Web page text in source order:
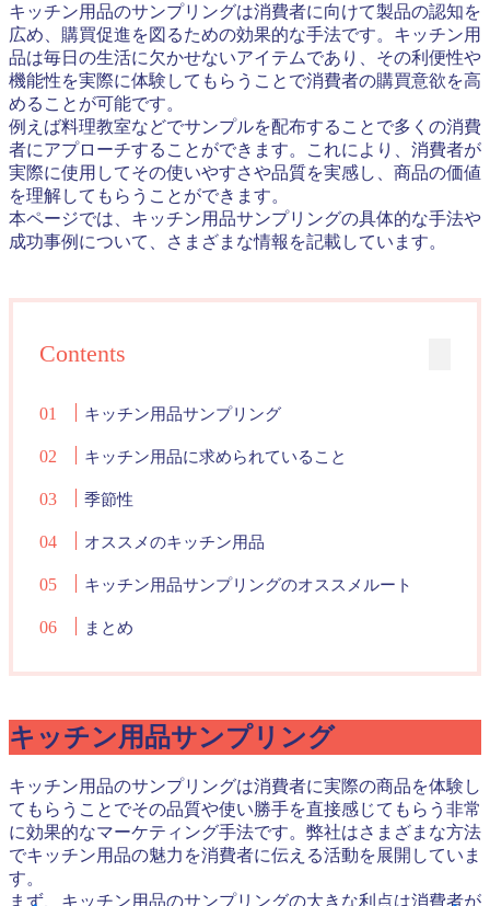
キッチン用品のサンプリングは消費者に向けて製品の認知を
広め、購買促進を図るための効果的な手法です。キッチン用
品は毎日の生活に欠かせないアイテムであり、その利便性や
機能性を実際に体験してもらうことで消費者の購買意欲を高
めることが可能です。
例えば料理教室などでサンプルを配布することで多くの消費
者にアプローチすることができます。これにより、消費者が
実際に使用してその使いやすさや品質を実感し、商品の価値
を理解してもらうことができます。
本ページでは、キッチン用品サンプリングの具体的な手法や
成功事例について、さまざまな情報を記載しています。
Contents
キッチン用品サンプリング
キッチン用品に求められていること
季節性
オススメのキッチン用品
キッチン用品サンプリングのオススメルート
まとめ
キッチン用品サンプリング
キッチン用品のサンプリングは消費者に実際の商品を体験し
てもらうことでその品質や使い勝手を直接感じてもらう非常
に効果的なマーケティング手法です。弊社はさまざまな方法
でキッチン用品の魅力を消費者に伝える活動を展開していま
す。
まず、キッチン用品のサンプリングの大きな利点は消費者が